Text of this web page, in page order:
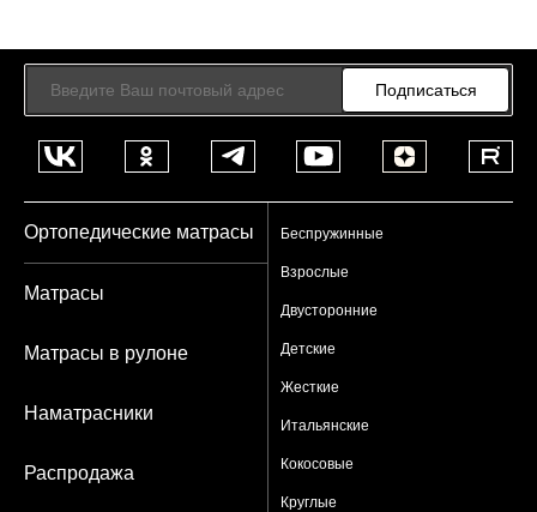
Подписаться
Ортопедические матрасы Беспружинные
Взрослые
Двусторонние
Детские
Жесткие
Итальянские
Кокосовые
Круглые
Матрасы
Матрасы в рулоне
Наматрасники
Распродажа